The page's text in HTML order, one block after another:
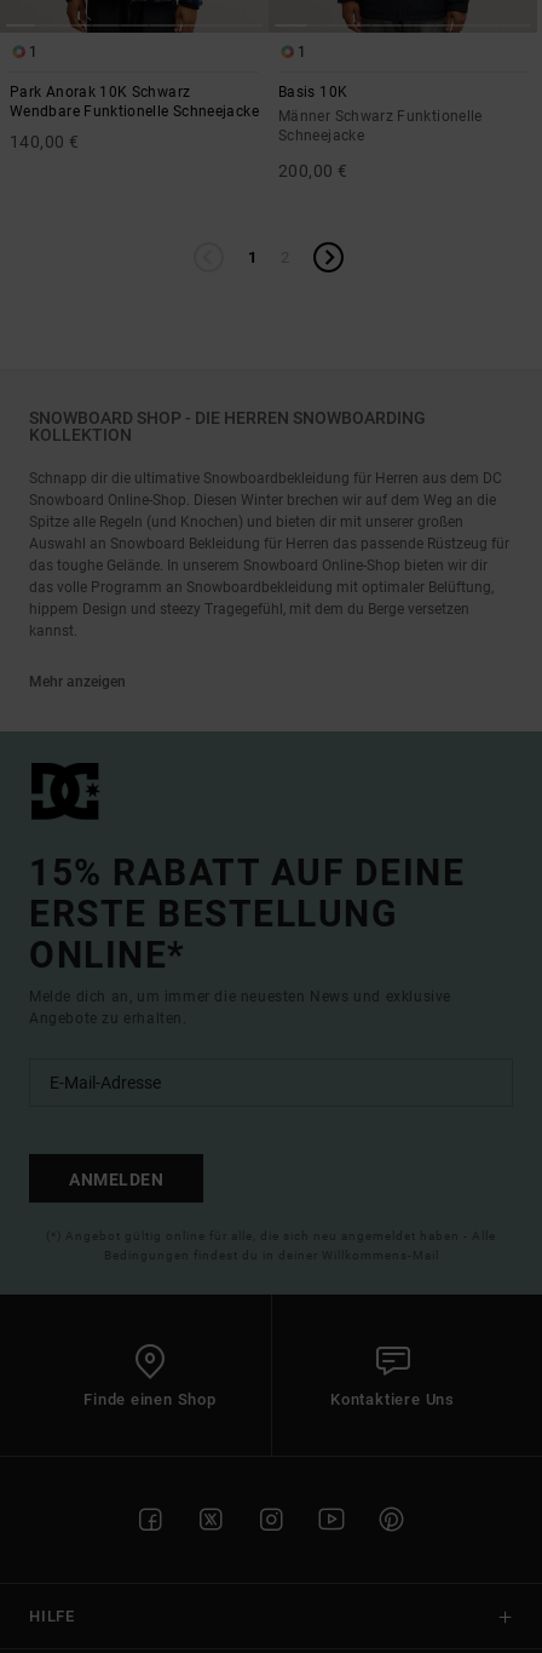
1
Park Anorak 10K Schwarz
Wendbare Funktionelle Schneejacke
140,00 €
1
Basis 10K
Männer Schwarz Funktionelle
Schneejacke
200,00 €
1
SNOWBOARD SHOP - DIE HERREN SNOWBOARDING
KOLLEKTION
Schnapp dir die ultimative Snowboardbekleidung für Herren aus dem DC
Snowboard Online-Shop. Diesen Winter brechen wir auf dem Weg an die
Spitze alle Regeln (und Knochen) und bieten dir mit unserer großen
Auswahl an Snowboard Bekleidung für Herren das passende Rüstzeug für
das toughe Gelände. In unserem Snowboard Online-Shop bieten wir dir
das volle Programm an Snowboardbekleidung mit optimaler Belüftung,
hippem Design und steezy Tragegefühl, mit dem du Berge versetzen
kannst.
Mehr anzeigen
15% RABATT AUF DEINE
ERSTE BESTELLUNG
ONLINE*
Melde dich an, um immer die neuesten News und exklusive
Angebote zu erhalten.
ANMELDEN
(*) Angebot gültig online für alle, die sich neu angemeldet haben - Alle
Bedingungen findest du in deiner Willkommens-Mail
Finde einen Shop Kontaktiere Uns
HILFE